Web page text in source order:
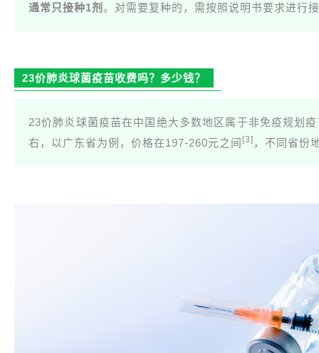
通常只接种1剂 。对需要复种的，需按照说明书要求进行
23价肺炎球菌疫苗收费吗？多少钱？
23价肺炎球菌疫苗在中国绝大多数地区属于非免疫规划
右，以广东省为例，价格在197-260元之间 [3] ，不同省份